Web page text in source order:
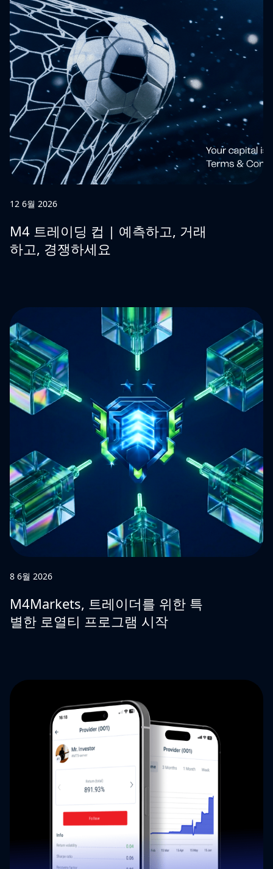
12 6월 2026
M4 트레이딩 컵 | 예측하고, 거래
하고, 경쟁하세요
8 6월 2026
M4Markets, 트레이더를 위한 특
별한 로열티 프로그램 시작